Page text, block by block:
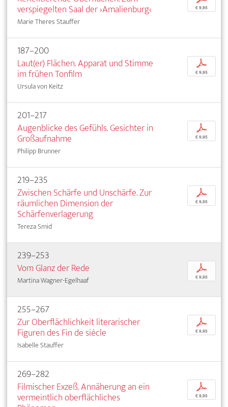
verspiegelten Saal der ›Amalienburg‹
Marie Theres Stauffer
€ 9,95
187–200
Laut(er) Flächen. Apparat und Stimme
im frühen Tonfilm
Ursula von Keitz
p
€ 9,95
201–217
Augenblicke des Gefühls. Gesichter in
Großaufnahme
Philipp Brunner
p
€ 9,95
219–235
Zwischen Schärfe und Unschärfe. Zur
räumlichen Dimension der
Schärfenverlagerung
Tereza Smid
p
€ 9,95
239–253
Vom Glanz der Rede
Martina Wagner-Egelhaaf
p
€ 9,95
255–267
Zur Oberflächlichkeit literarischer
Figuren des Fin de siècle
Isabelle Stauffer
p
€ 9,95
269–282
Filmischer Exzeß. Annäherung an ein
vermeintlich oberflächliches
p
€ 9,95